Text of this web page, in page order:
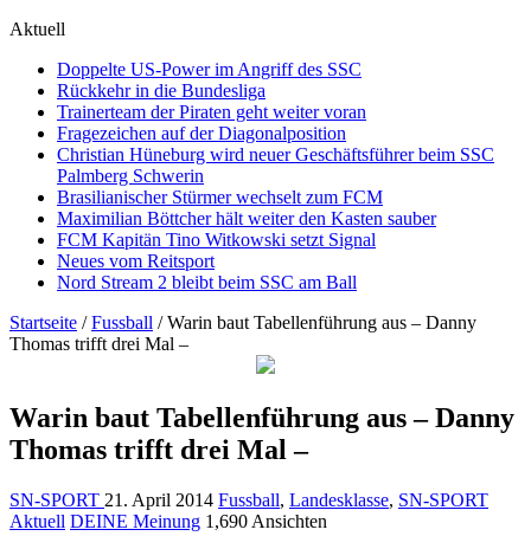
Aktuell
Doppelte US-Power im Angriff des SSC
Rückkehr in die Bundesliga
Trainerteam der Piraten geht weiter voran
Fragezeichen auf der Diagonalposition
Christian Hüneburg wird neuer Geschäftsführer beim SSC
Palmberg Schwerin
Brasilianischer Stürmer wechselt zum FCM
Maximilian Böttcher hält weiter den Kasten sauber
FCM Kapitän Tino Witkowski setzt Signal
Neues vom Reitsport
Nord Stream 2 bleibt beim SSC am Ball
Startseite / Fussball / Warin baut Tabellenführung aus – Danny
Thomas trifft drei Mal –
Warin baut Tabellenführung aus – Danny
Thomas trifft drei Mal –
SN-SPORT 21. April 2014 Fussball, Landesklasse, SN-SPORT
Aktuell DEINE Meinung 1,690 Ansichten